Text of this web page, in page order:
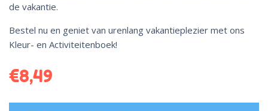
de vakantie.
Bestel nu en geniet van urenlang vakantieplezier met ons
Kleur- en Activiteitenboek!
€8,49